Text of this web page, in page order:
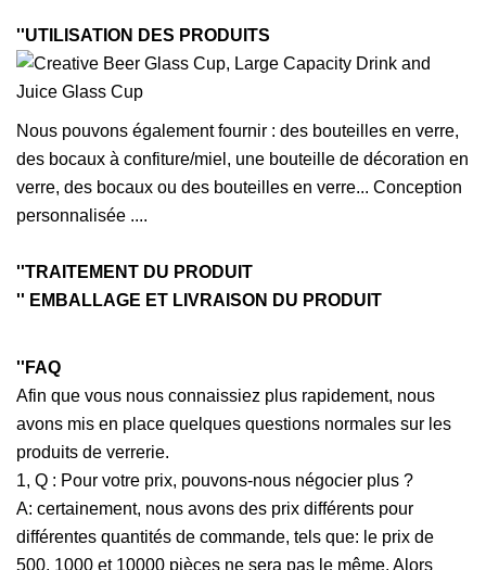
''UTILISATION DES PRODUITS
Nous pouvons également fournir : des bouteilles en verre,
des bocaux à confiture/miel, une bouteille de décoration en
verre, des bocaux ou des bouteilles en verre... Conception
personnalisée ....
''TRAITEMENT DU PRODUIT
'' EMBALLAGE ET LIVRAISON DU PRODUIT
''FAQ
Afin que vous nous connaissiez plus rapidement, nous
avons mis en place quelques questions normales sur les
produits de verrerie.
1, Q : Pour votre prix, pouvons-nous négocier plus ?
A: certainement, nous avons des prix différents pour
différentes quantités de commande, tels que: le prix de
500, 1000 et 10000 pièces ne sera pas le même. Alors